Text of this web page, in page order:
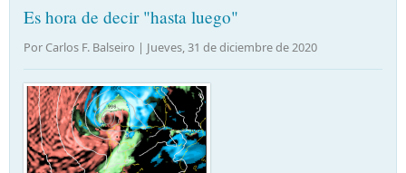
Es hora de decir "hasta luego"
Por Carlos F. Balseiro | Jueves, 31 de diciembre de 2020